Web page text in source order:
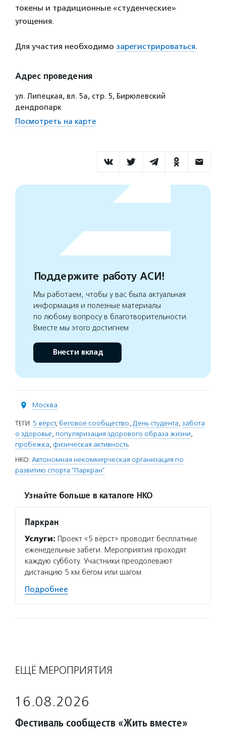
токены и традиционные «студенческие»
угощения.
Для участия необходимо зарегистрироваться.
Адрес проведения
ул. Липецкая, вл. 5а, стр. 5, Бирюлевский
дендропарк
Посмотреть на карте
Поддержите работу АСИ!
Мы работаем, чтобы у вас была актуальная
информация и полезные материалы
по любому вопросу в благотворительности.
Вместе мы этого достигнем
Внести вклад
Москва
ТЕГИ: 5 вёрст, беговое сообщество, День студента, забота
о здоровье, популяризация здорового образа жизни,
пробежка, физическая активность
НКО: Автономная некоммерческая организация по
развитию спорта "Паркран"
Узнайте больше в каталоге НКО
Паркран
Услуги: Проект «5 вёрст» проводит бесплатные
еженедельные забеги. Мероприятия проходят
каждую субботу. Участники преодолевают
дистанцию 5 км бегом или шагом.
Подробнее
ЕЩЁ МЕРОПРИЯТИЯ
16.08.2026
Фестиваль сообществ «Жить вместе»